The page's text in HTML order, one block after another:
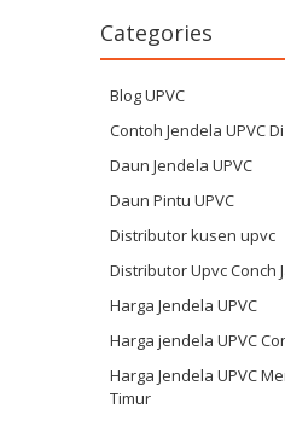
Categories
Blog UPVC
Contoh Jendela UPVC
Daun Jendela UPVC
Daun Pintu UPVC
Distributor kusen upvc
Distributor Upvc Conch
Harga Jendela UPVC
Harga jendela UPVC
Harga Jendela UPVC
Timur